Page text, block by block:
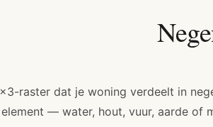
raster dat je woning verdeelt in
element — water, hout, vuur, aarde of